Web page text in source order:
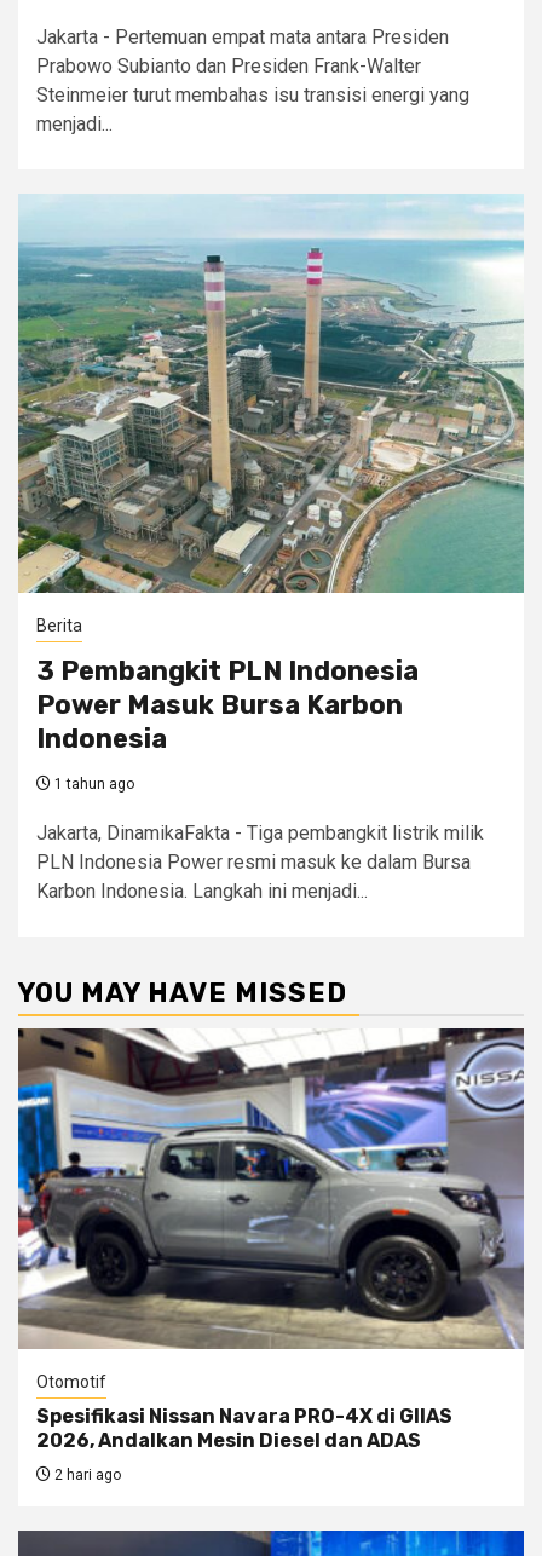
Jakarta - Pertemuan empat mata antara Presiden
Prabowo Subianto dan Presiden Frank-Walter
Steinmeier turut membahas isu transisi energi yang
menjadi...
Berita
3 Pembangkit PLN Indonesia
Power Masuk Bursa Karbon
Indonesia
1 tahun ago
Jakarta, DinamikaFakta - Tiga pembangkit listrik milik
PLN Indonesia Power resmi masuk ke dalam Bursa
Karbon Indonesia. Langkah ini menjadi...
YOU MAY HAVE MISSED
Otomotif
Spesifikasi Nissan Navara PRO-4X di GIIAS
2026, Andalkan Mesin Diesel dan ADAS
2 hari ago